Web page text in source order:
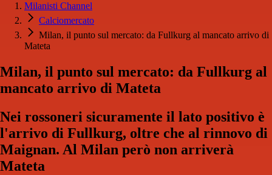
Milanisti Channel
Calciomercato
Milan, il punto sul mercato: da Fullkurg al mancato arrivo di
Mateta
Milan, il punto sul mercato: da Fullkurg al
mancato arrivo di Mateta
Nei rossoneri sicuramente il lato positivo è
l'arrivo di Fullkurg, oltre che al rinnovo di
Maignan. Al Milan però non arriverà
Mateta